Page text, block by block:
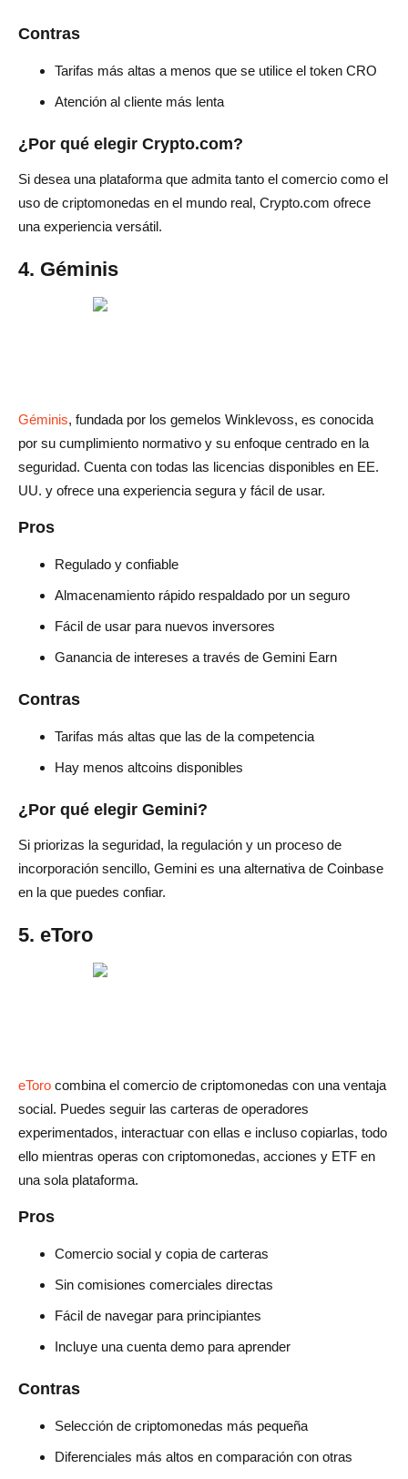
Contras
Tarifas más altas a menos que se utilice el token CRO
Atención al cliente más lenta
¿Por qué elegir Crypto.com?
Si desea una plataforma que admita tanto el comercio como el
uso de criptomonedas en el mundo real, Crypto.com ofrece
una experiencia versátil.
4. Géminis
Géminis, fundada por los gemelos Winklevoss, es conocida
por su cumplimiento normativo y su enfoque centrado en la
seguridad. Cuenta con todas las licencias disponibles en EE.
UU. y ofrece una experiencia segura y fácil de usar.
Pros
Regulado y confiable
Almacenamiento rápido respaldado por un seguro
Fácil de usar para nuevos inversores
Ganancia de intereses a través de Gemini Earn
Contras
Tarifas más altas que las de la competencia
Hay menos altcoins disponibles
¿Por qué elegir Gemini?
Si priorizas la seguridad, la regulación y un proceso de
incorporación sencillo, Gemini es una alternativa de Coinbase
en la que puedes confiar.
5. eToro
eToro combina el comercio de criptomonedas con una ventaja
social. Puedes seguir las carteras de operadores
experimentados, interactuar con ellas e incluso copiarlas, todo
ello mientras operas con criptomonedas, acciones y ETF en
una sola plataforma.
Pros
Comercio social y copia de carteras
Sin comisiones comerciales directas
Fácil de navegar para principiantes
Incluye una cuenta demo para aprender
Contras
Selección de criptomonedas más pequeña
Diferenciales más altos en comparación con otras